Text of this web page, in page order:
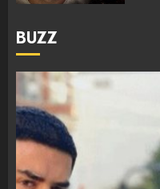
BUZZ